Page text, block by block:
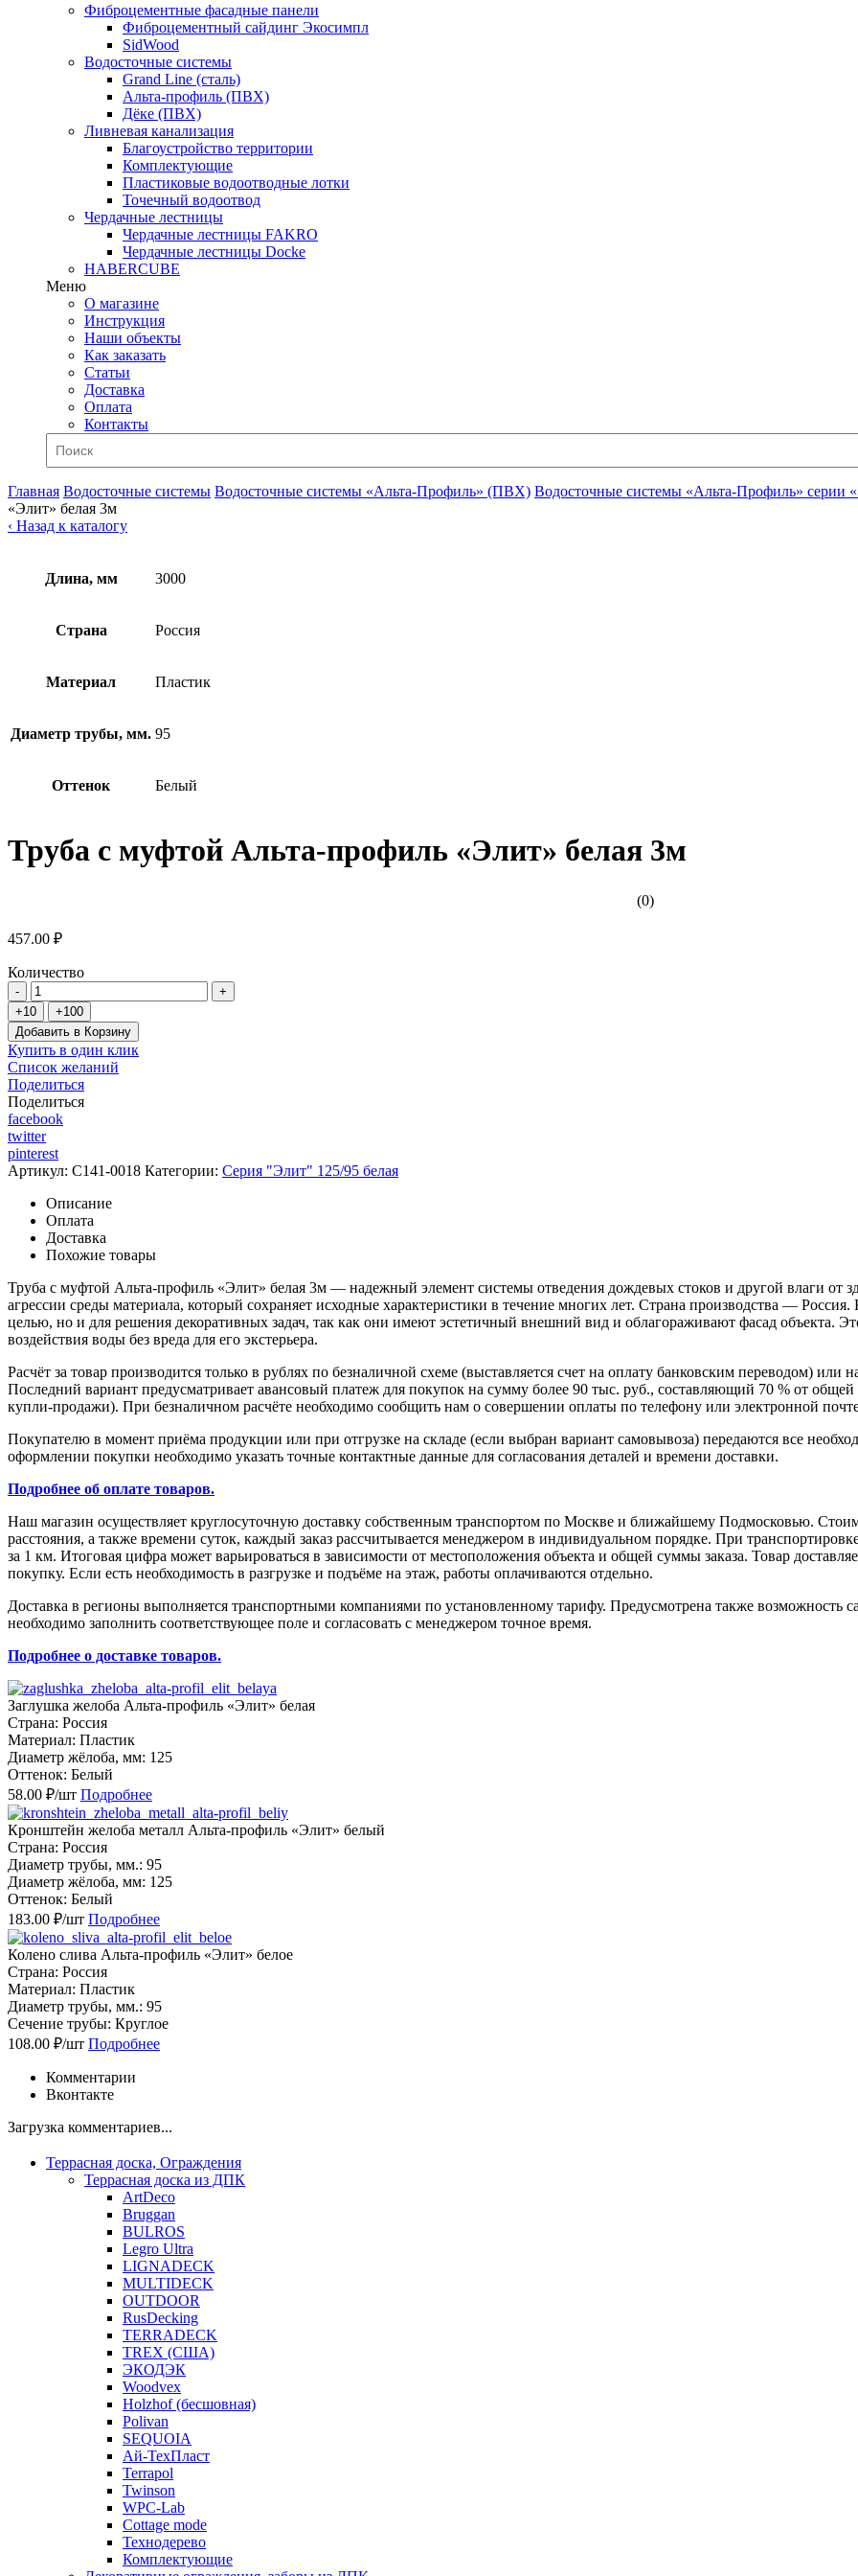
Фиброцементные фасадные панели
Фиброцементный сайдинг Экосимпл
SidWood
Водосточные системы
Grand Line (сталь)
Альта-профиль (ПВХ)
Дёке (ПВХ)
Ливневая канализация
Благоустройство территории
Комплектующие
Пластиковые водоотводные лотки
Точечный водоотвод
Чердачные лестницы
Чердачные лестницы FAKRO
Чердачные лестницы Docke
HABERCUBE
Меню
О магазине
Инструкция
Наши объекты
Как заказать
Статьи
Доставка
Оплата
Контакты
Главная Водосточные системы Водосточные системы «Альта-Профиль» (ПВХ) Водосточные системы «Альта-Профиль» серии
«Элит» белая 3м
‹ Назад к каталогу
Длина, мм 3000
Страна Россия
Материал Пластик
Диаметр трубы, мм. 95
Оттенок Белый
Труба с муфтой Альта-профиль «Элит» белая 3м
(0)
457.00 ₽
Количество
Добавить в Корзину
Купить в один клик
Список желаний
Поделиться
Поделиться
facebook
twitter
pinterest
Артикул: C141-0018 Категории: Серия "Элит" 125/95 белая
Описание
Оплата
Доставка
Похожие товары
Труба с муфтой Альта-профиль «Элит» белая 3м — надежный элемент системы отведения дождевых стоков и другой влаги от
агрессии среды материала, который сохраняет исходные характеристики в течение многих лет. Страна производства —
целью, но и для решения декоративных задач, так как они имеют эстетичный внешний вид и облагораживают фасад объекта.
воздействия воды без вреда для его экстерьера.
Расчёт за товар производится только в рублях по безналичной схеме (выставляется счет на оплату банковским переводом)
Последний вариант предусматривает авансовый платеж для покупок на сумму более 90 тыс. руб., составляющий 70 % от общей
купли-продажи). При безналичном расчёте необходимо сообщить нам о совершении оплаты по телефону или электронной
Покупателю в момент приёма продукции или при отгрузке на складе (если выбран вариант самовывоза) передаются все
оформлении покупки необходимо указать точные контактные данные для согласования деталей и времени доставки.
Подробнее об оплате товаров.
Наш магазин осуществляет круглосуточную доставку собственным транспортом по Москве и ближайшему Подмосковью.
расстояния, а также времени суток, каждый заказ рассчитывается менеджером в индивидуальном порядке. При
за 1 км. Итоговая цифра может варьироваться в зависимости от местоположения объекта и общей суммы заказа. Товар
покупку. Если есть необходимость в разгрузке и подъёме на этаж, работы оплачиваются отдельно.
Доставка в регионы выполняется транспортными компаниями по установленному тарифу. Предусмотрена также возможность
необходимо заполнить соответствующее поле и согласовать с менеджером точное время.
Подробнее о доставке товаров.
Заглушка желоба Альта-профиль «Элит» белая
Страна: Россия
Материал: Пластик
Диаметр жёлоба, мм: 125
Оттенок: Белый
58.00 ₽/шт Подробнее
Кронштейн желоба металл Альта-профиль «Элит» белый
Страна: Россия
Диаметр трубы, мм.: 95
Диаметр жёлоба, мм: 125
Оттенок: Белый
183.00 ₽/шт Подробнее
Колено слива Альта-профиль «Элит» белое
Страна: Россия
Материал: Пластик
Диаметр трубы, мм.: 95
Сечение трубы: Круглое
108.00 ₽/шт Подробнее
Комментарии
Вконтакте
Загрузка комментариев...
Террасная доска, Ограждения
Террасная доска из ДПК
ArtDeco
Bruggan
BULROS
Legro Ultra
LIGNADECK
MULTIDECK
OUTDOOR
RusDecking
TERRADECK
TREX (США)
ЭКОДЭК
Woodvex
Holzhof (бесшовная)
Polivan
SEQUOIA
Ай-ТехПласт
Terrapol
Twinson
WPC-Lab
Cottage mode
Технодерево
Комплектующие